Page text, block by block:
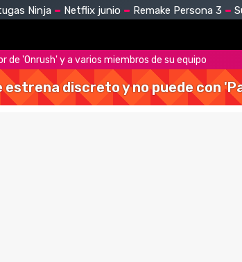
Ninja Netflix junio Remake Persona 3
de 'Onrush' y a varios miembros de su equipo
discreto y no puede con